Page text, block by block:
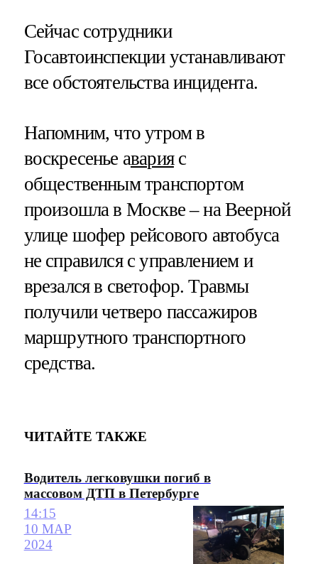
Сейчас сотрудники
Госавтоинспекции устанавливают
все обстоятельства инцидента.
Напомним, что утром в
воскресенье аварияс
общественным транспортом
произошла в Москве – на Веерной
улице шофер рейсового автобуса
не справился с управлением и
врезался в светофор. Травмы
получили четверо пассажиров
маршрутного транспортного
средства.
ЧИТАЙТЕ ТАКЖЕ
Водитель легковушки погиб в
массовом ДТП в Петербурге
14:15
10 МАР
2024